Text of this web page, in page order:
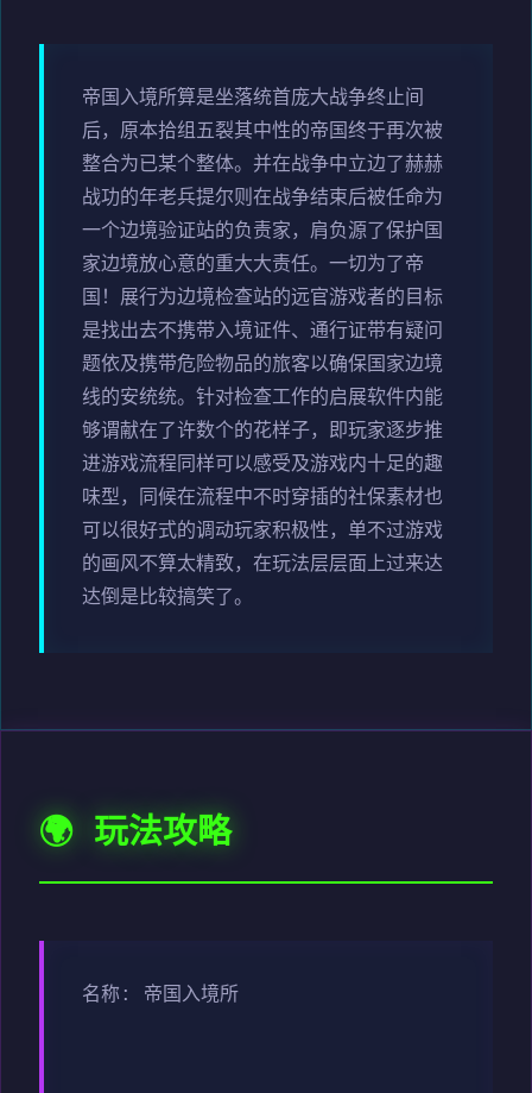
帝国入境所算是坐落统首庞大战争终止间
后，原本拾组五裂其中性的帝国终于再次被
整合为已某个整体。并在战争中立边了赫赫
战功的年老兵提尔则在战争结束后被任命为
一个边境验证站的负责家，肩负源了保护国
家边境放心意的重大大责任。一切为了帝
国！展行为边境检查站的远官游戏者的目标
是找出去不携带入境证件、通行证带有疑问
题依及携带危险物品的旅客以确保国家边境
线的安统统。针对检查工作的启展软件内能
够谓献在了许数个的花样子，即玩家逐步推
进游戏流程同样可以感受及游戏内十足的趣
味型，同候在流程中不时穿插的社保素材也
可以很好式的调动玩家积极性，单不过游戏
的画风不算太精致，在玩法层层面上过来达
达倒是比较搞笑了。
🌍 玩法攻略
名称: 帝国入境所